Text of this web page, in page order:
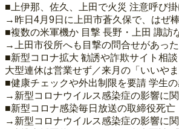
■上伊那、佐久、上田で火災 注意呼び掛
→昨日4月9日に上田市蒼久保で、はぜ
■複数の米軍機か 目撃 長野・上田 諏訪
→上田市役所へも目撃の問合せがあっ
■新型コロナ拡大 勧誘や詐欺サイト相
大型連休は営業せず／来月の「いいや
■健康チェックや外出制限を要請 学生
→新型コロナウイルス感染症の影響に
■新型コロナ感染毎日放送の取締役死亡
→新型コロナウイルス感染症の影響に